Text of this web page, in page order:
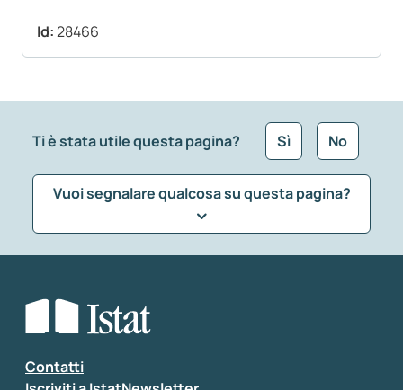
Id:28466
Ti è stata utile questa pagina? Sì No
Vuoi segnalare qualcosa su questa pagina?
Seleziona la tipologia della segnalazione
Inserisci il tuo commento
Contatti